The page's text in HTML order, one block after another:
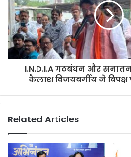
I.N.D.I.A गठबंधन और
कैलाश विजयवर्गीय ने विपक्ष
Related Articles